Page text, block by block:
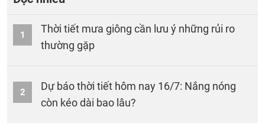
1
Thời tiết mưa giông cần lưu ý những rủi ro
thường gặp
2
Dự báo thời tiết hôm nay 16/7: Nắng nóng
còn kéo dài bao lâu?